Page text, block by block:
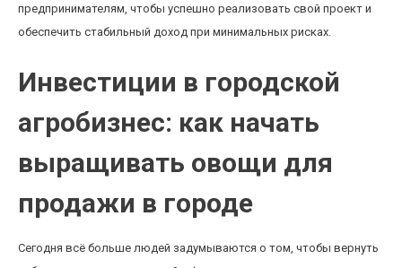
предпринимателям, чтобы успешно реализовать свой проект и
обеспечить стабильный доход при минимальных рисках.
Инвестиции в городской
агробизнес: как начать
выращивать овощи для
продажи в городе
Сегодня всё больше людей задумываются о том, чтобы вернуть